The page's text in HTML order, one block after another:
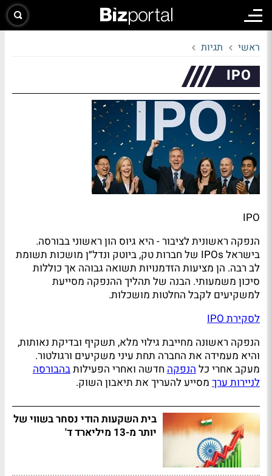
ראשי תגיות
IPO
IPO
הנפקה ראשונית לציבור - היא גיוס הון ראשוני בבורסה.
בישראל IPOs של חברות טק, ביוטק ונדל״ן מושכות תשומת
לב רבה. הן מציעות הזדמנויות תשואה גבוהה אך כוללות
סיכון משמעותי. הבנה של תהליך ההנפקה מסייעת
למשקיעים לקבל החלטות מושכלות.
לסקירת IPO
הנפקה ראשונה מחייבת גילוי מלא, תשקיף ובדיקת נאותות,
והיא מעמידה את החברה תחת עיני משקיעים ורגולטור.
מעקב אחרי כלהנפקה חדשה ואחרי הפעילותבהבורסה
לניירות ערך מסייע להעריך את תיאבון השוק.
בית השקעות הודי נסחר בשווי של
יותר מ-13 מיליארד ד'